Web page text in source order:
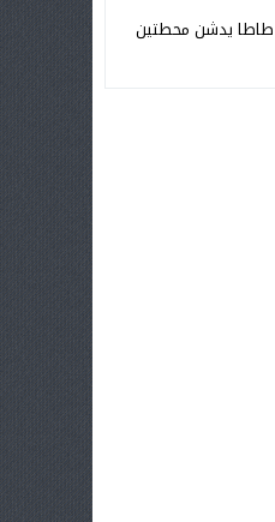
طاطا يدشن محطتين